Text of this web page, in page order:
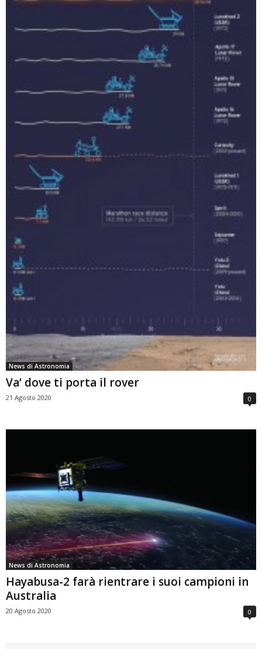
News di Astronomia
Va’ dove ti porta il rover
21 Agosto 2020 0
News di Astronomia
Hayabusa-2 farà rientrare i suoi campioni in
Australia
20 Agosto 2020 0